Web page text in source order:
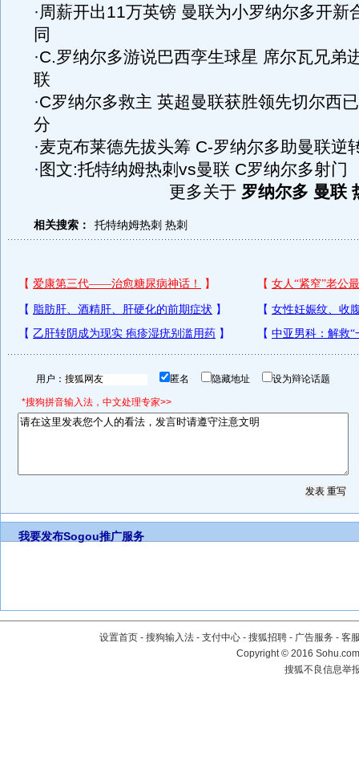
·周薪开出11万英镑 曼联为小罗纳尔多开新
同
·C.罗纳尔多游说巴西孪生球星 席尔瓦兄弟
联
·C罗纳尔多救主 英超曼联获胜领先切尔西
分
·麦克布莱德先拔头筹 C-罗纳尔多助曼联逆
· 图文:托特纳姆热刺vs曼联 C罗纳尔多射门
更多关于 罗纳尔多 曼联
相关搜索： 托特纳姆热刺 热刺
用户： 匿名 隐藏地址 设为辩论话题
*搜狗拼音输入法，中文处理专家>>
我要发布Sogou推广服务
设置首页 - 搜狗输入法 - 支付中心 - 搜狐招聘 - 广告服务 - 客
Copyright©2016
搜狐不良信息举